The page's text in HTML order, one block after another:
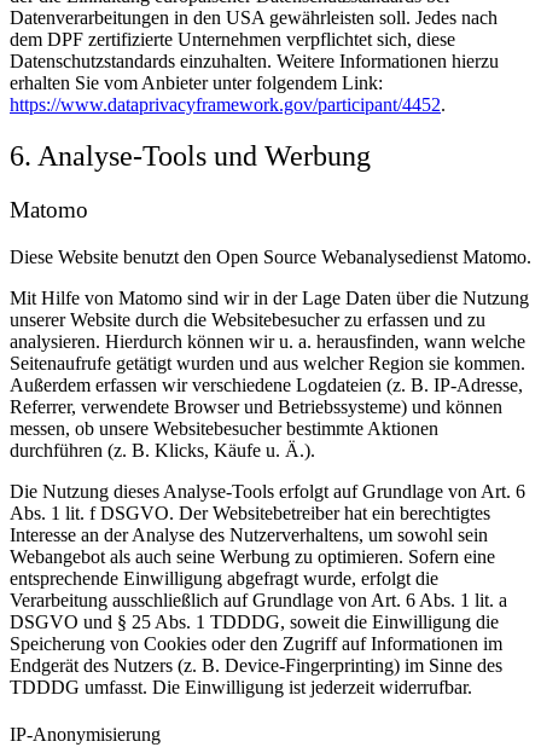
Datenverarbeitungen in den USA gewährleisten soll. Jedes nach
dem DPF zertifizierte Unternehmen verpflichtet sich, diese
Datenschutzstandards einzuhalten. Weitere Informationen hierzu
erhalten Sie vom Anbieter unter folgendem Link:
https://www.dataprivacyframework.gov/participant/4452.
6. Analyse-Tools und Werbung
Matomo
Diese Website benutzt den Open Source Webanalysedienst Matomo.
Mit Hilfe von Matomo sind wir in der Lage Daten über die Nutzung
unserer Website durch die Websitebesucher zu erfassen und zu
analysieren. Hierdurch können wir u. a. herausfinden, wann welche
Seitenaufrufe getätigt wurden und aus welcher Region sie kommen.
Außerdem erfassen wir verschiedene Logdateien (z. B. IP-Adresse,
Referrer, verwendete Browser und Betriebssysteme) und können
messen, ob unsere Websitebesucher bestimmte Aktionen
durchführen (z. B. Klicks, Käufe u. Ä.).
Die Nutzung dieses Analyse-Tools erfolgt auf Grundlage von Art. 6
Abs. 1 lit. f DSGVO. Der Websitebetreiber hat ein berechtigtes
Interesse an der Analyse des Nutzerverhaltens, um sowohl sein
Webangebot als auch seine Werbung zu optimieren. Sofern eine
entsprechende Einwilligung abgefragt wurde, erfolgt die
Verarbeitung ausschließlich auf Grundlage von Art. 6 Abs. 1 lit. a
DSGVO und § 25 Abs. 1 TDDDG, soweit die Einwilligung die
Speicherung von Cookies oder den Zugriff auf Informationen im
Endgerät des Nutzers (z. B. Device-Fingerprinting) im Sinne des
TDDDG umfasst. Die Einwilligung ist jederzeit widerrufbar.
IP-Anonymisierung